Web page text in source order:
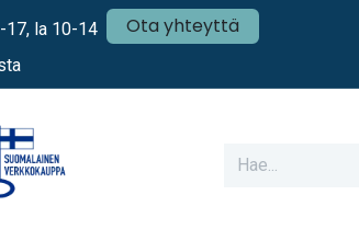
17, la 10-14 Ota yhteyttä